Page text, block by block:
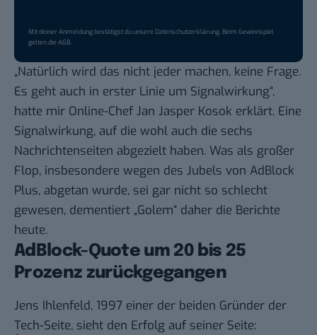
Mit deiner Anmeldung bestätigst du unsereDatenschutzerklärung. Beim Gewinnspiel
gelten dieAGB.
„Natürlich wird das nicht jeder machen, keine Frage.
Es geht auch in erster Linie um Signalwirkung“,
hatte mir Online-Chef Jan Jasper Kosok erklärt. Eine
Signalwirkung, auf die wohl auch die sechs
Nachrichtenseiten abgezielt haben. Was als großer
Flop, insbesondere wegen des Jubels von AdBlock
Plus, abgetan wurde, sei gar nicht so schlecht
gewesen, dementiert „Golem“ daher die Berichte
heute.
AdBlock-Quote um 20 bis 25
Prozenz zurückgegangen
Jens Ihlenfeld, 1997 einer der beiden Gründer der
Tech-Seite, sieht den Erfolg auf seiner Seite: